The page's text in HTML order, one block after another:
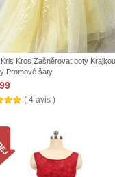
Kros Zašněrovat boty Krajkou
Promové šaty
( 4 avis )